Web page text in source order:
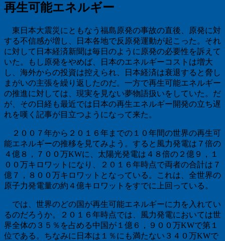
再生可能エネルギー
東日本大震災にともなう福島原発の事故の直後、原発に対
する不信感が増し、日本各地で反原発運動が起こった。それ
に対して日本経済新聞は毎日のように原発の必要性を訴えて
いた。もし原発をやめば、日本のエネルギーコストは増大
し、海外からの投資は控えられ、日本経済は衰退すると脅し
まがいの主張を繰り返したのだ。一方で再生可能エネルギー
の推進に対しては、現実を見ない夢物語扱いをしていた。だ
が、その日経も最近では日本の再生エネルギー開発の立ち遅
れを嘆く記事が目立つようになって来た。
２００７年から２０１６年までの１０年間の世界の再生可
能エネルギーの推移を見てみよう。すると風力発電は７倍の
４億８，７００万KWに、太陽光発電は４８倍の２億９，１
００万キロワットになり、２０１６年時点で両者の合計は７
億７，８００万キロワットとなっている。これは、全世界の
原子力発電量の約４億キロワットをすでに上回っている。
では、世界のどの国が再生可能エネルギーに力を入れてい
るのだろうか。２０１６年時点では、風力発電においては世
界全体の３５％を占める中国が１億６，９００万KWで第１
位である。ちなみに日本は１％にも満たない３４０万KWで